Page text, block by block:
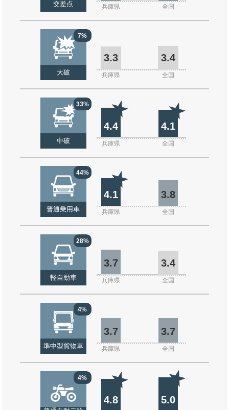
交差点 兵庫県 全国
7%
大破
3.3 3.4
兵庫県 全国
33%
中破
4.4 4.1
兵庫県 全国
44%
普通乗用車
4.1 3.8
兵庫県 全国
28%
軽自動車
3.7 3.4
兵庫県 全国
4%
準中型貨物車
3.7 3.7
兵庫県 全国
4%
4.8 5.0